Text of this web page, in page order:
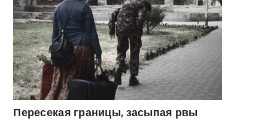
Пересекая границы, засыпая рвы